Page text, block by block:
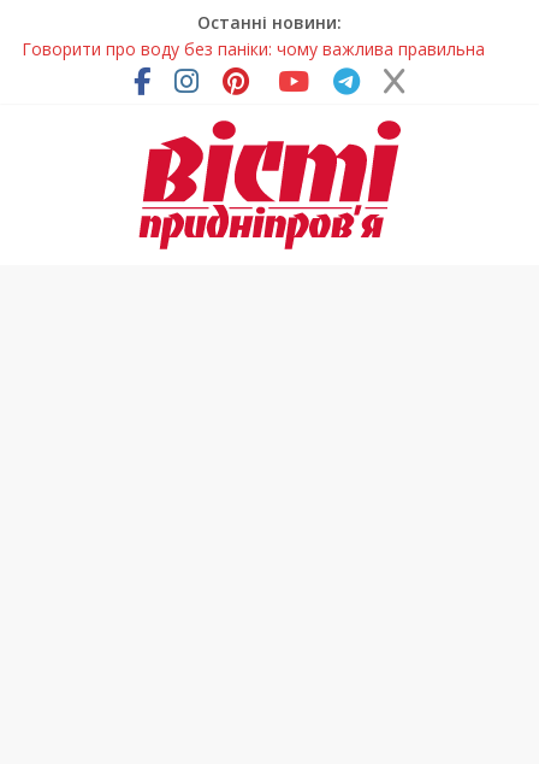
Останні новини:
Говорити про воду без паніки: чому важлива правильна
Лікар – на екрані: Як працюють телемедичні центри на
У Дніпрі триває масштабна підготовка до опалювального
Пошуки тривають: на Дніпропетровщині досліджують місце
розташування легендарного монастиря (Фото)